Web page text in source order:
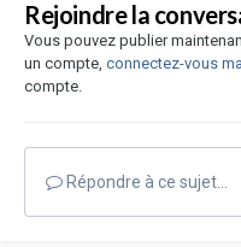
Rejoindre la
Vous pouvez publier
un compte, connectez-vous
compte.
Répondre à ce sujet…